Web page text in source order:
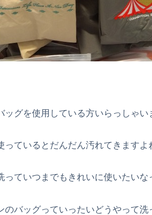
ッグを使用している方いらっしゃい
ているとだんだん汚れてきますよ
っていつまでもきれいに使いたいな
のバッグっていったいどうやって洗